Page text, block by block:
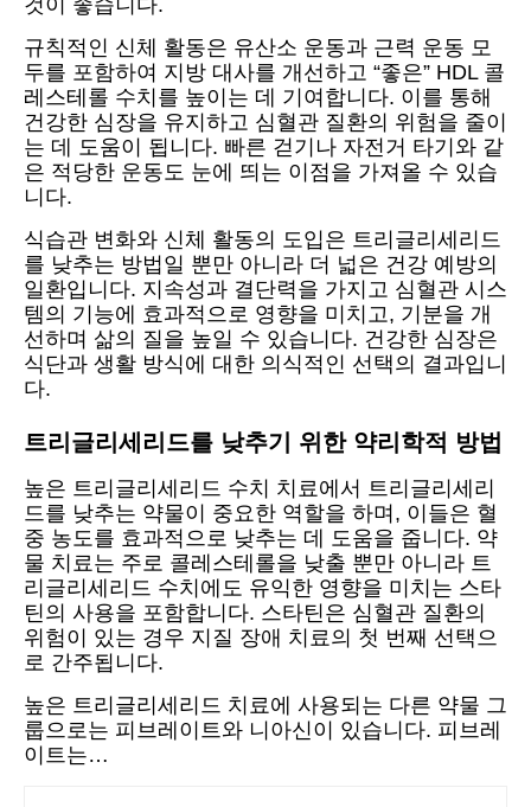
것이 좋습니다.
규칙적인 신체 활동은 유산소 운동과 근력 운동 모
두를 포함하여 지방 대사를 개선하고 “좋은” HDL 콜
레스테롤 수치를 높이는 데 기여합니다. 이를 통해
건강한 심장을 유지하고 심혈관 질환의 위험을 줄이
는 데 도움이 됩니다. 빠른 걷기나 자전거 타기와 같
은 적당한 운동도 눈에 띄는 이점을 가져올 수 있습
니다.
식습관 변화와 신체 활동의 도입은 트리글리세리드
를 낮추는 방법일 뿐만 아니라 더 넓은 건강 예방의
일환입니다. 지속성과 결단력을 가지고 심혈관 시스
템의 기능에 효과적으로 영향을 미치고, 기분을 개
선하며 삶의 질을 높일 수 있습니다. 건강한 심장은
식단과 생활 방식에 대한 의식적인 선택의 결과입니
다.
트리글리세리드를 낮추기 위한 약리학적 방법
높은 트리글리세리드 수치 치료에서 트리글리세리
드를 낮추는 약물이 중요한 역할을 하며, 이들은 혈
중 농도를 효과적으로 낮추는 데 도움을 줍니다. 약
물 치료는 주로 콜레스테롤을 낮출 뿐만 아니라 트
리글리세리드 수치에도 유익한 영향을 미치는 스타
틴의 사용을 포함합니다. 스타틴은 심혈관 질환의
위험이 있는 경우 지질 장애 치료의 첫 번째 선택으
로 간주됩니다.
높은 트리글리세리드 치료에 사용되는 다른 약물 그
룹으로는 피브레이트와 니아신이 있습니다. 피브레
이트는…